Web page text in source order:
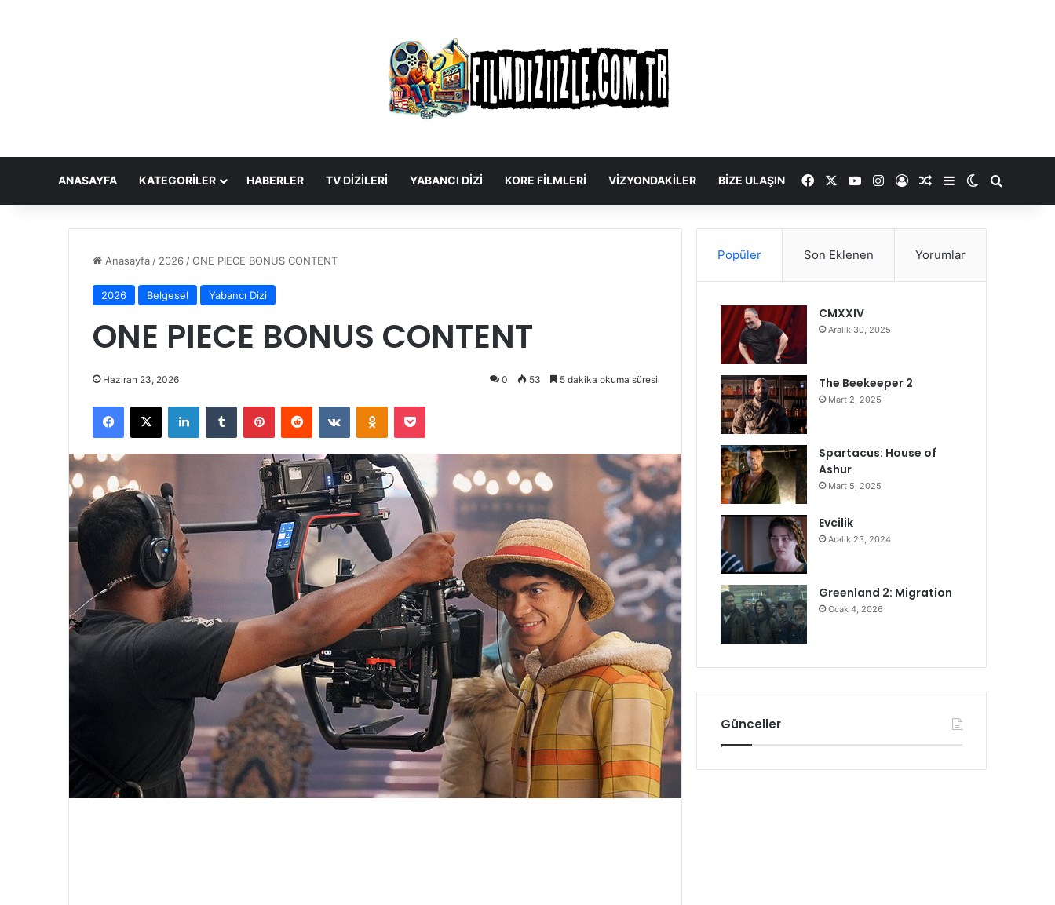
ANASAYFA KATEGORILER HABERLER TV DIZILERI YABANCI DIZI KORE FILMLERI VIZYONDAKILER BIZE ULAŞIN FacebookYouTubeInstagram
Kayıt OlRastgele Makale
Kenar Bölmesi
Dış
Anasayfa / 2026 /ONE PIECE BONUS CONTENT
2026 Belgesel Yabancı Dizi
ONE PIECE BONUS CONTENT
Haziran 23, 2026 0 53 5 dakika okuma süresi
Facebook
X LinkedInTumblr PinterestReddit VKontakteOdnoklassniki
Pocket
Popüler Son Eklenen Yorumlar
CMXXIV
Aralık 30, 2025
The Beekeeper 2
Mart 2, 2025
Spartacus: House of
Ashur
Mart 5, 2025
Evcilik
Aralık 23, 2024
Greenland 2: Migration
Ocak 4, 2026
Günceller